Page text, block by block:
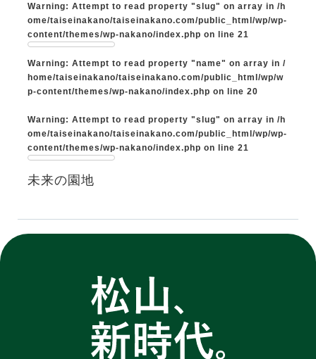
Warning: Attempt to read property "slug" on array in /h
ome/taiseinakano/taiseinakano.com/public_html/wp/wp-
content/themes/wp-nakano/index.php on line 21
Warning: Attempt to read property "name" on array in /
home/taiseinakano/taiseinakano.com/public_html/wp/w
p-content/themes/wp-nakano/index.php on line 20
Warning: Attempt to read property "slug" on array in /h
ome/taiseinakano/taiseinakano.com/public_html/wp/wp-
content/themes/wp-nakano/index.php on line 21
未来の園地